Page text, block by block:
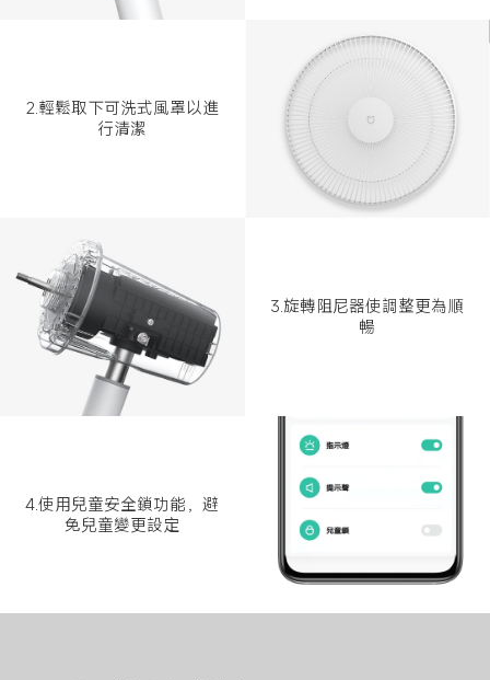
2.輕鬆取下可洗式風罩以進
行清潔
3.旋轉阻尼器使調整更為順
暢
4.使用兒童安全鎖功能，避
免兒童變更設定